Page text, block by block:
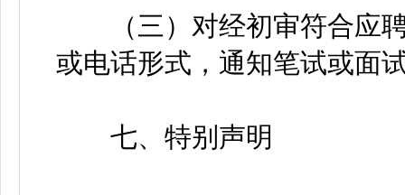
（三）对经初审符合应聘
或电话形式，通知笔试或面
七、特别声明